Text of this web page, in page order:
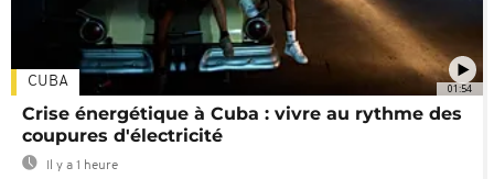
01:54
CUBA
Crise énergétique à Cuba : vivre au rythme des
coupures d'électricité
Il y a 1 heure